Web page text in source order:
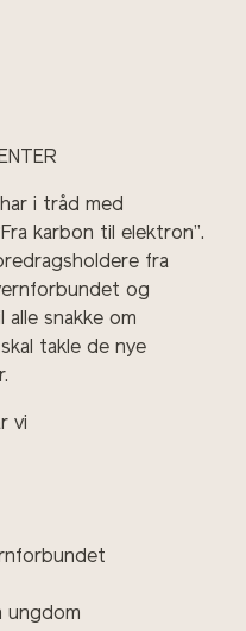
i tråd med
karbon til elektron”.
fra
og
alle snakke om
takle de nye
vi
ungdom